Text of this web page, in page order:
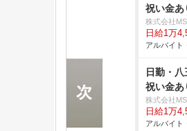
祝い金
株式会社
日給1万
アルバイト
日勤・
祝い金
株式会社
日給1万
アルバイト